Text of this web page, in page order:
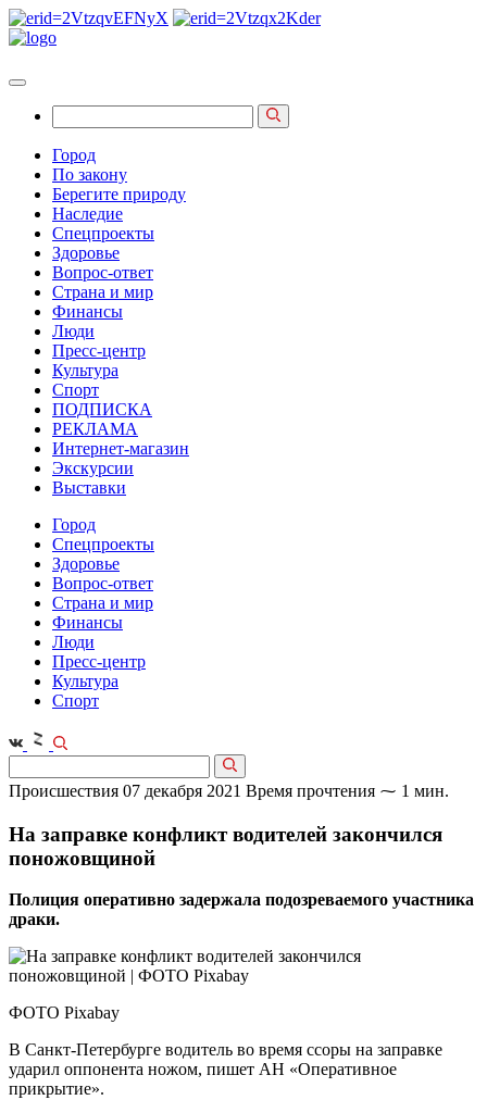
Город
По закону
Берегите природу
Наследие
Спецпроекты
Здоровье
Вопрос-ответ
Страна и мир
Финансы
Люди
Пресс-центр
Культура
Спорт
ПОДПИСКА
РЕКЛАМА
Интернет-магазин
Экскурсии
Выставки
Город
Спецпроекты
Здоровье
Вопрос-ответ
Страна и мир
Финансы
Люди
Пресс-центр
Культура
Спорт
Происшествия 07 декабря 2021 Время прочтения ⁓ 1 мин.
На заправке конфликт водителей закончился
поножовщиной
Полиция оперативно задержала подозреваемого участника
драки.
ФОТО Pixabay
В Санкт-Петербурге водитель во время ссоры на заправке
ударил оппонента ножом, пишет АН «Оперативное
прикрытие».